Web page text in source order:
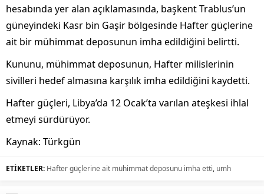
hesabında yer alan açıklamasında, başkent Trablus’un
güneyindeki Kasr bin Gaşir bölgesinde Hafter güçlerine
ait bir mühimmat deposunun imha edildiğini belirtti.
Kununu, mühimmat deposunun, Hafter milislerinin
sivilleri hedef almasına karşılık imha edildiğini kaydetti.
Hafter güçleri, Libya’da 12 Ocak’ta varılan ateşkesi ihlal
etmeyi sürdürüyor.
Kaynak: Türkgün
ETİKETLER: Hafter güçlerine ait mühimmat deposunu imha etti, umh